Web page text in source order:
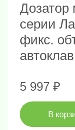
Дозатор
серии
фикс.
5 997 ₽
В